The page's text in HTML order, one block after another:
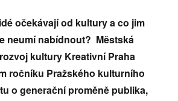
éočekávají od kultury a co jim
neumí nabídnout? Městská
kultury Kreativní Praha
ročníku Pražského kulturního
o generační proměně publika,